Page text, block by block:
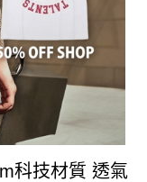
科技材質 透氣